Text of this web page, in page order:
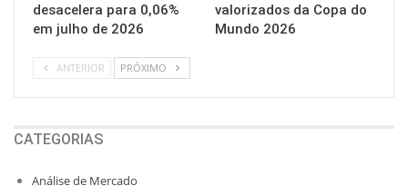
desacelera para 0,06%
em julho de 2026
valorizados da Copa do
Mundo 2026
ANTERIOR PRÓXIMO
CATEGORIAS
Análise de Mercado